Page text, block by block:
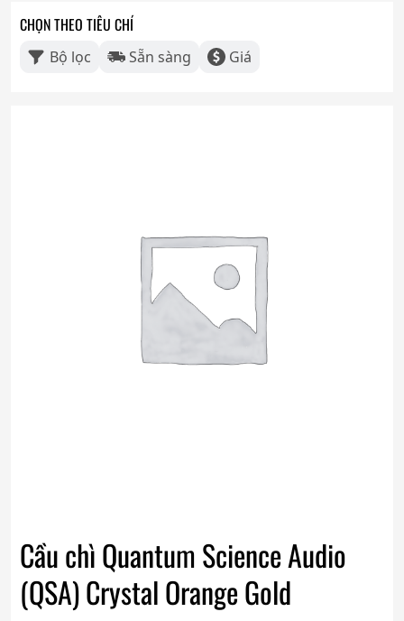
CHỌN THEO TIÊU CHÍ
Bộ lọc Sẵn sàng Giá
Cầu chì Quantum Science Audio
(QSA) Crystal Orange Gold